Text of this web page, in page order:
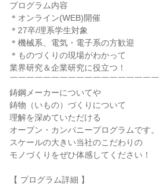
プログラム内容
＊オンライン(WEB)開催
＊27卒/理系学生対象
＊機械系、電気・電子系の方歓迎
＊ものづくりの現場がわかって
業界研究＆企業研究に役立つ！
￣￣￣￣￣￣￣￣￣￣￣￣￣￣￣￣￣￣
鋳鋼メーカーについてや
鋳物（いもの）づくりについて
理解を深めていただける
オープン・カンパニープログラムです。
スケールの大きい当社のこだわりの
モノづくりをぜひ体感してください！
【 プログラム詳細 】